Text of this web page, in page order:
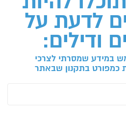
לדעת על
ודילים:
במידע שמסרתי לצרכי
כמפורט בתקנון שבאתר